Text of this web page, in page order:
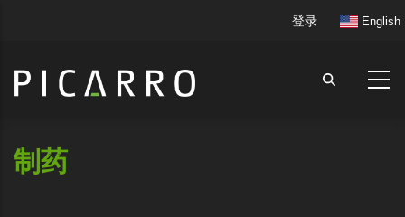
容
User
登录 English
制药